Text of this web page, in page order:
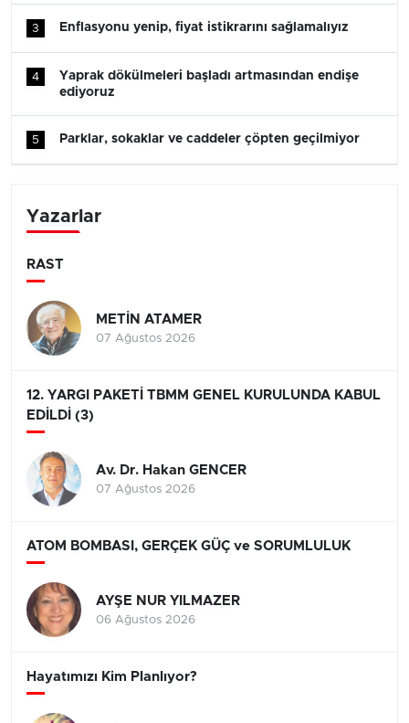
3 Enflasyonu yenip, fiyat istikrarını sağlamalıyız
4
Yaprak dökülmeleri başladı artmasından endişe
ediyoruz
5 Parklar, sokaklar ve caddeler çöpten geçilmiyor
Yazarlar
RAST
METİN ATAMER
07 Ağustos 2026
12. YARGI PAKETİ TBMM GENEL KURULUNDA KABUL
EDİLDİ (3)
Av. Dr. Hakan GENCER
07 Ağustos 2026
ATOM BOMBASI, GERÇEK GÜÇ ve SORUMLULUK
AYŞE NUR YILMAZER
06 Ağustos 2026
Hayatımızı Kim Planlıyor?